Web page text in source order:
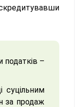
податків –
суцільним
за продаж